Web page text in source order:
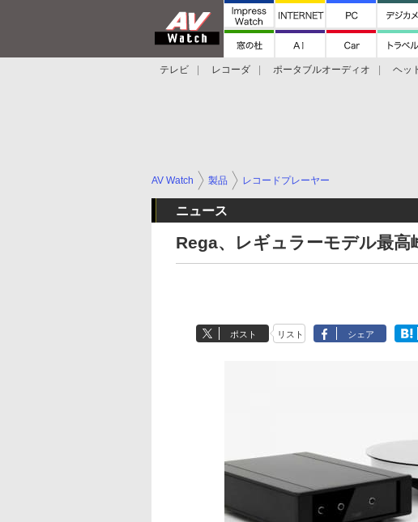
テレビ レコーダ ポータブルオーディオ ヘッ
AV Watch 製品 レコードプレーヤー
ニュース
Rega、レギュラーモデル最高
ポスト リスト シェア